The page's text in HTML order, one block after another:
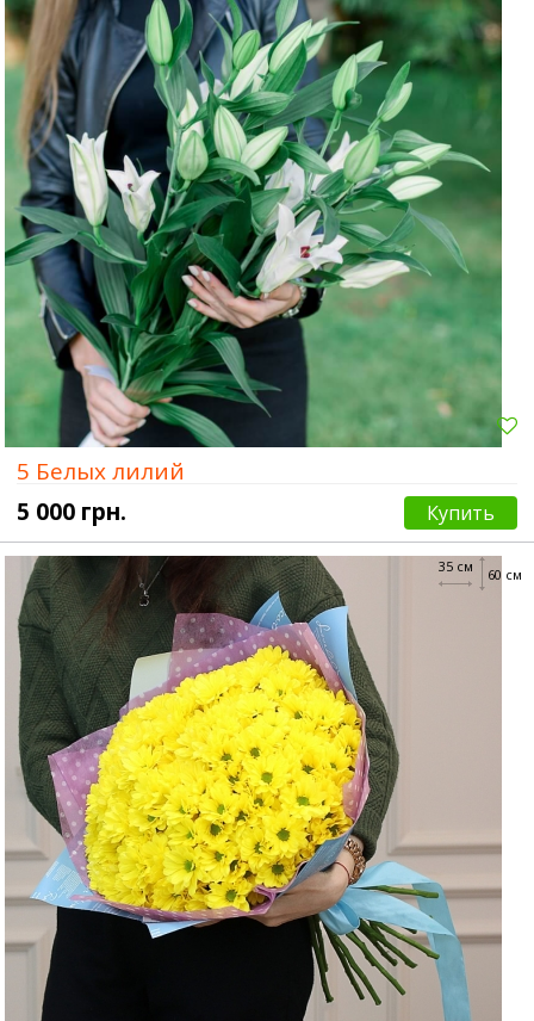
5 Белых лилий
5 000 грн.
Купить
60 см
35 см